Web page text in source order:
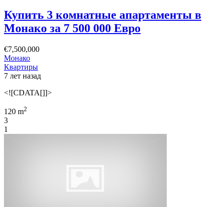
Купить 3 комнатные апартаменты в
Монако за 7 500 000 Евро
€7,500,000
Монако
Квартиры
7 лет назад
<![CDATA[]]>
120 m2
3
1